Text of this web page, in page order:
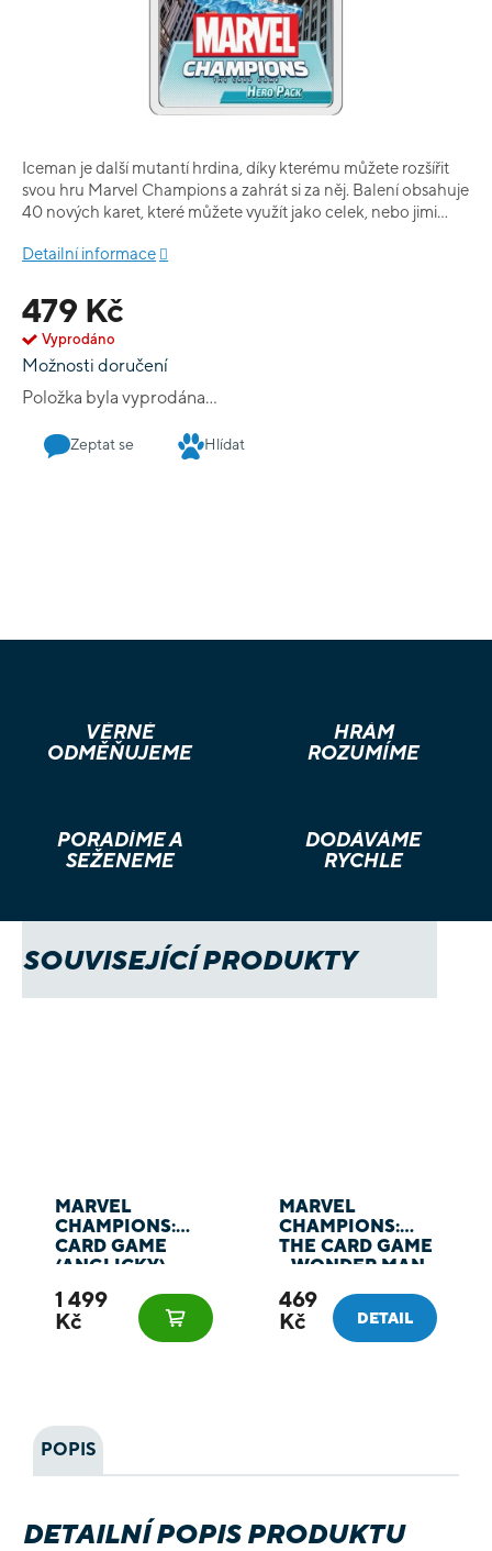
479 Kč
Vyprodáno
Možnosti doručení
Položka byla vyprodána…
Iceman je další mutantí hrdina, díky kterému můžete rozšířit
svou hru Marvel Champions a zahrát si za něj. Balení obsahuje
40 nových karet, které můžete využít jako celek, nebo jimi
Detailní informace
Zeptat se Hlídat
VĚRNÉ
ODMĚŇUJEME
HRÁM
ROZUMÍME
PORADÍME A
SEŽENEME
DODÁVÁME
RYCHLE
SOUVISEJÍCÍ PRODUKTY
MARVEL
CHAMPIONS:
CARD GAME
(ANGLICKY)
1 499
Kč
MARVEL
CHAMPIONS:
THE CARD GAME
- WONDER MAN
469
Kč
DETAIL
POPIS
DETAILNÍ POPIS PRODUKTU